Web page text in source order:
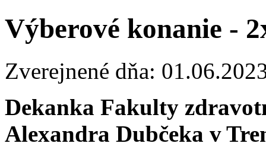
Výberové konanie -
Zverejnené dňa:
Dekanka Fakulty
Alexandra Dubčeka v